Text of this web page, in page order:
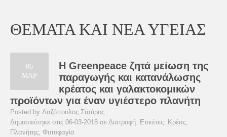
ΘΕΜΑΤΑ ΚΑΙ ΝΕΑ ΥΓΕΙΑΣ
06
ΜΑΡ
Η Greenpeace ζητά μείωση της
παραγωγής και κατανάλωσης
κρέατος και γαλακτοκομικών
προϊόντων για έναν υγιέστερο πλανήτη
Posted by Λαζόπουλος Σταύρος
Δημοσιεύτηκε στις 06-03-2018 σε Διατροφή. Ετικέτες: Κρέας,
Πλανήτης, Φυτοφαγία